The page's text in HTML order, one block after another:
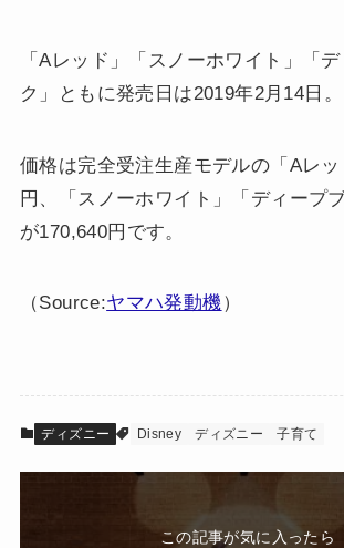
「Aレッド」「スノーホワイト」「
ク」ともに発売日は2019年2月14日。
価格は完全受注生産モデルの「Aレ
円、「スノーホワイト」「ディープ
が170,640円です。
（Source:ヤマハ発動機）
ディズニー Disney ディズニー 子育て
この記事が気に入ったら